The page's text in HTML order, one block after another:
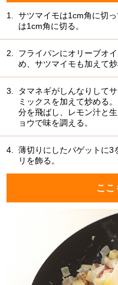
1.
サツマイモは1cm角に切
は1cm角に切る。
2.
フライパンにオリーブオ
め、サツマイモも加えて炒
3.
タマネギがしんなりして
ミックスを加えて炒める
分を飛ばし、レモン汁と
ョウで味を調える。
4.
薄切りにしたバゲットに3
リを飾る。
ここ